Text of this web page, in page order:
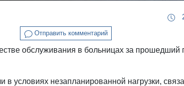
Отправить комментарий
обслуживания в больницах за прошедший
в условиях незапланированной нагрузки,